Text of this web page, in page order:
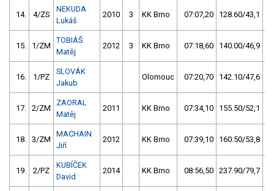
14. 4/ZS
NEKUDA
Lukáš
2010 3 KK Brno 07:07,20 128.60/43,1
15. 1/ZM
TOBIÁŠ
Matěj
2012 3 KK Brno 07:18,60 140.00/46,9
16. 1/PZ
SLOVÁK
Jakub
Olomouc 07:20,70 142.10/47,6
17. 2/ZM
ZAORAL
Matěj
2011 KK Brno 07:34,10 155.50/52,1
18. 3/ZM
MACHAIN
Jiří
2012 KK Brno 07:39,10 160.50/53,8
19. 2/PZ
KUBÍČEK
David
2014 KK Brno 08:56,50 237.90/79,7